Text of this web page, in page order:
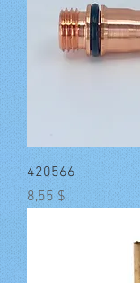
420566
Preis
8,55 $